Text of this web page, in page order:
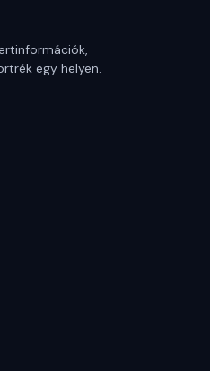
egy helyen.